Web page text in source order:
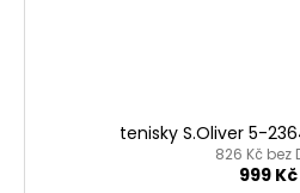
tenisky S.Oliver 5-
826 Kč bez
999 Kč